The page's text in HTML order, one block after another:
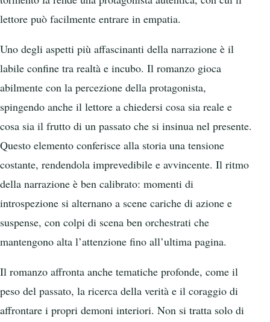
lettore può facilmente entrare in empatia.
Uno degli aspetti più affascinanti della narrazione è il
labile confine tra realtà e incubo. Il romanzo gioca
abilmente con la percezione della protagonista,
spingendo anche il lettore a chiedersi cosa sia reale e
cosa sia il frutto di un passato che si insinua nel presente.
Questo elemento conferisce alla storia una tensione
costante, rendendola imprevedibile e avvincente. Il ritmo
della narrazione è ben calibrato: momenti di
introspezione si alternano a scene cariche di azione e
suspense, con colpi di scena ben orchestrati che
mantengono alta l’attenzione fino all’ultima pagina.
Il romanzo affronta anche tematiche profonde, come il
peso del passato, la ricerca della verità e il coraggio di
affrontare i propri demoni interiori. Non si tratta solo di